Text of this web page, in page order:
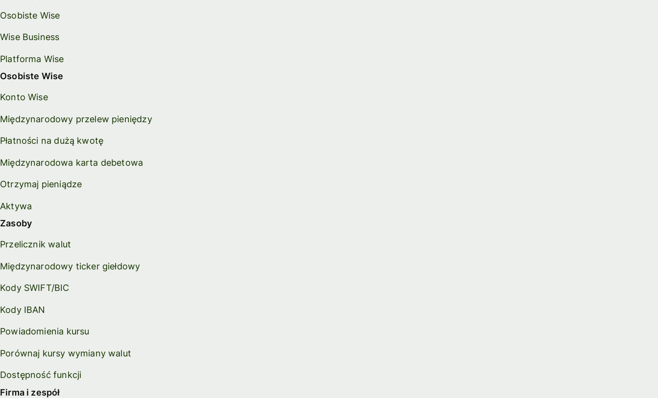
Osobiste Wise
Wise Business
Platforma Wise
Osobiste Wise
Konto Wise
Międzynarodowy przelew pieniędzy
Płatności na dużą kwotę
Międzynarodowa karta debetowa
Otrzymaj pieniądze
Aktywa
Zasoby
Przelicznik walut
Międzynarodowy ticker giełdowy
Kody SWIFT/BIC
Kody IBAN
Powiadomienia kursu
Porównaj kursy wymiany walut
Dostępność funkcji
Firma i zespół